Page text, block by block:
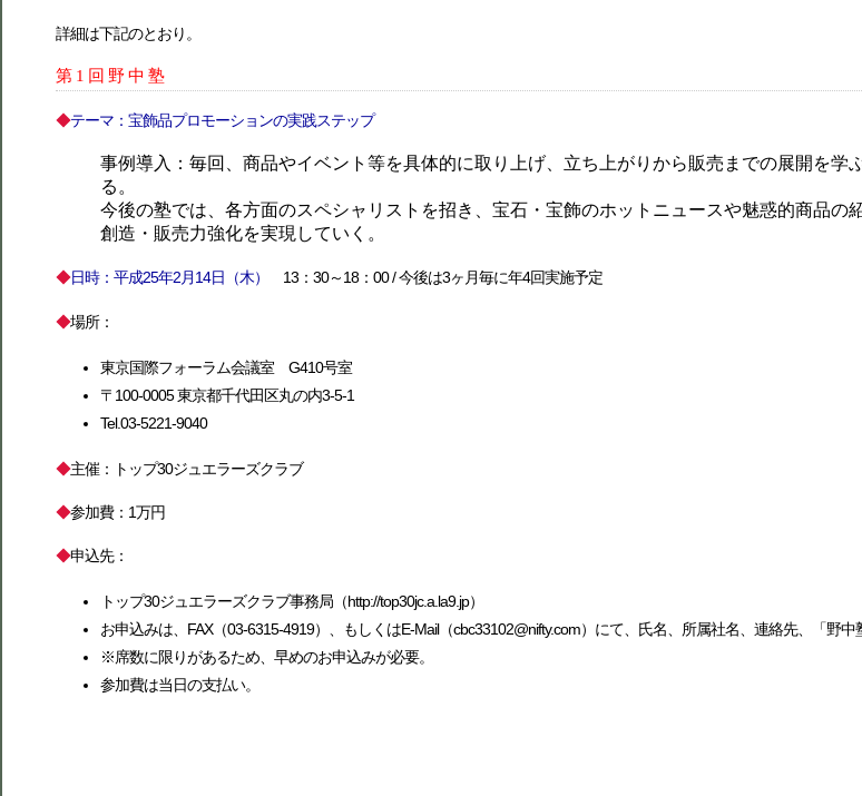
詳細は下記のとおり。
第1回野中塾
◆テーマ：宝飾品プロモーションの実践ステップ
事例導入：毎回、商品やイベント等を具体的に取り上げ、立ち上がりから販売までの展開を学
る。
今後の塾では、各方面のスペシャリストを招き、宝石・宝飾のホットニュースや魅惑的商品の
創造・販売力強化を実現していく。
◆日時：平成25年2月14日（木） 13：30～18：00 / 今後は3ヶ月毎に年4回実施予定
◆場所：
東京国際フォーラム会議室 G410号室
〒100-0005 東京都千代田区丸の内3-5-1
Tel.03-5221-9040
◆主催：トップ30ジュエラーズクラブ
◆参加費：1万円
◆申込先：
トップ30ジュエラーズクラブ事務局（http://top30jc.a.la9.jp）
お申込みは、FAX（03-6315-4919）、もしくはE-Mail（cbc33102@nifty.com）にて、氏名、所属社名、連絡先、「野中
※席数に限りがあるため、早めのお申込みが必要。
参加費は当日の支払い。